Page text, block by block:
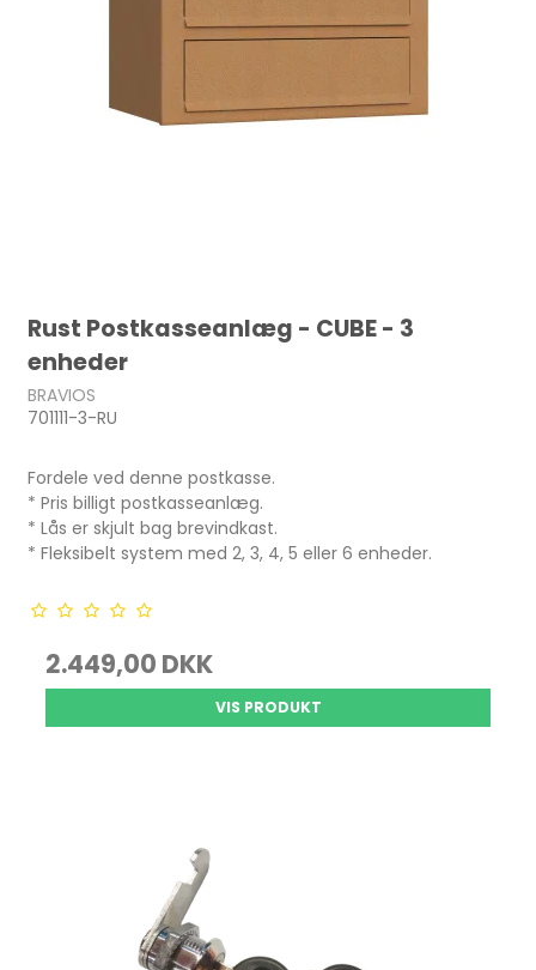
Rust Postkasseanlæg - CUBE - 3
enheder
BRAVIOS
701111-3-RU
Fordele ved denne postkasse.
* Pris billigt postkasseanlæg.
* Lås er skjult bag brevindkast.
* Fleksibelt system med 2, 3, 4, 5 eller 6 enheder.
2.449,00 DKK
VIS PRODUKT